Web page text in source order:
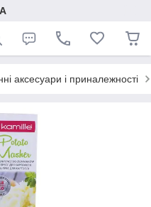
аксесуари і приналежності